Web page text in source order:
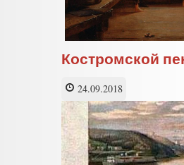
Костромской
24.09.2018